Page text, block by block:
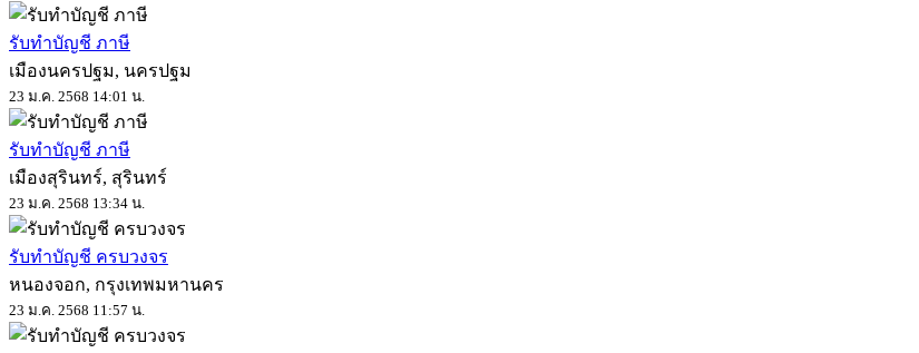
รับทำบัญชี ภาษี
เมืองนครปฐม, นครปฐม
23 ม.ค. 2568 14:01 น.
รับทำบัญชี ภาษี
เมืองสุรินทร์, สุรินทร์
23 ม.ค. 2568 13:34 น.
รับทำบัญชี ครบวงจร
หนองจอก, กรุงเทพมหานคร
23 ม.ค. 2568 11:57 น.